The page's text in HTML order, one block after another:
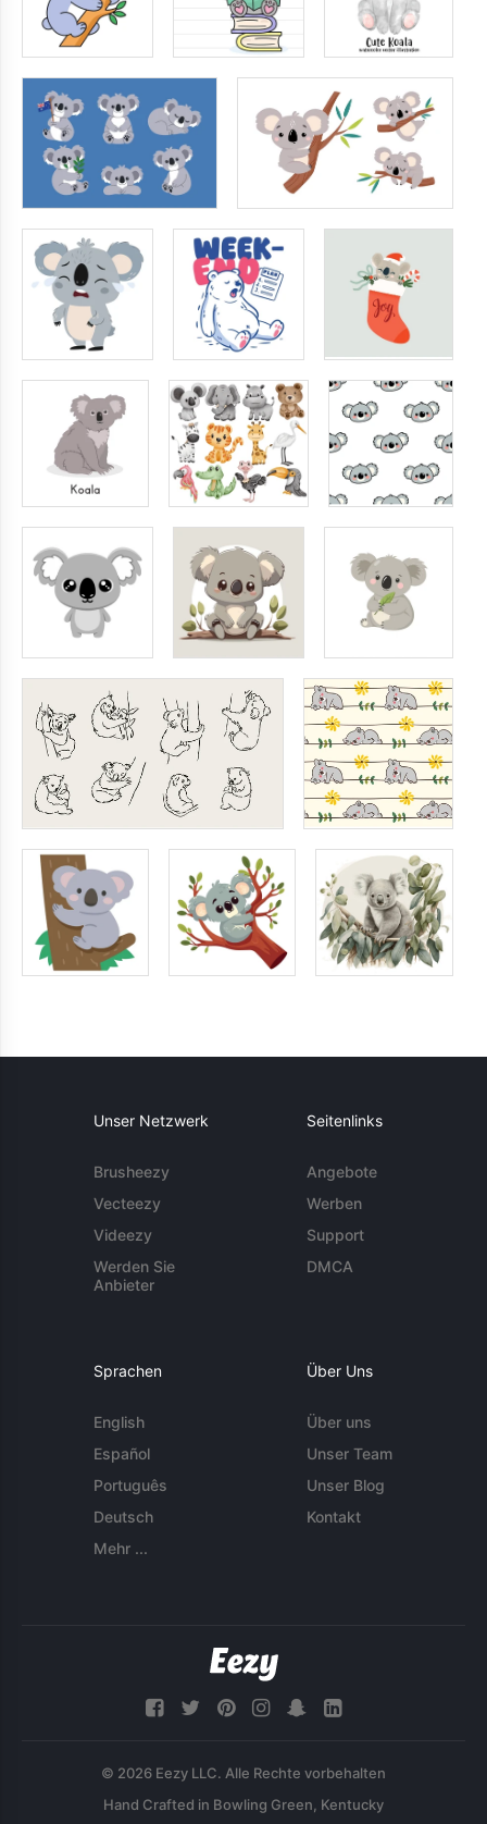
Unser Netzwerk
Brusheezy
Vecteezy
Videezy
Werden Sie
Anbieter
Seitenlinks
Angebote
Werben
Support
DMCA
Sprachen
English
Español
Português
Deutsch
Mehr ...
Über Uns
Über uns
Unser Team
Unser Blog
Kontakt
© 2026 Eezy LLC. Alle Rechte vorbehalten